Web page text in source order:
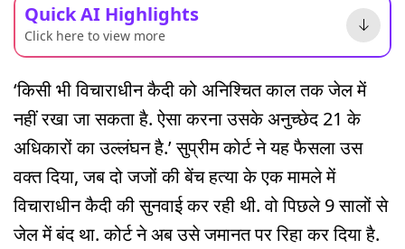
Quick AI Highlights
Click here to view more
‘किसी भी विचाराधीन कैदी को अनिश्चित काल तक जेल में
नहीं रखा जा सकता है. ऐसा करना उसके अनुच्छेद 21 के
अधिकारों का उल्लंघन है.’ सुप्रीम कोर्ट ने यह फैसला उस
वक्त दिया, जब दो जजों की बेंच हत्या के एक मामले में
विचाराधीन कैदी की सुनवाई कर रही थी. वो पिछले 9 सालों से
जेल में बंद था. कोर्ट ने अब उसे जमानत पर रिहा कर दिया है.